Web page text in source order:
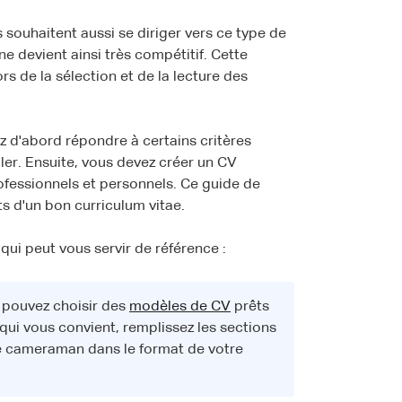
aussi se diriger vers ce type de
devient ainsi très compétitif. Cette
de la sélection et de la lecture des
d'abord répondre à certains critères
Ensuite, vous devez créer un CV
et personnels. Ce guide de
d'un bon curriculum vitae.
peut vous servir de référence :
choisir des modèles de CV prêts
vous convient, remplissez les sections
dans le format de votre